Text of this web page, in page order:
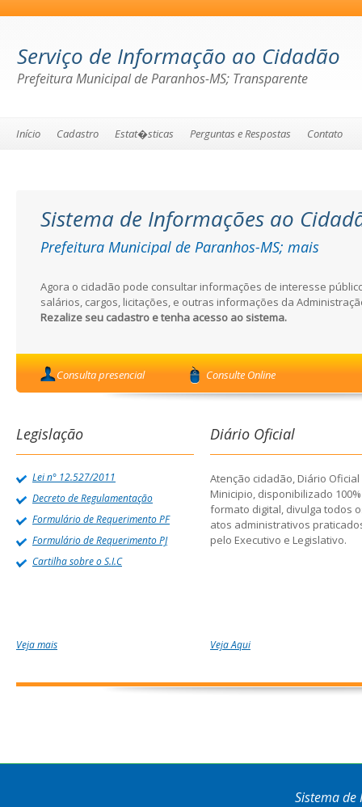
Serviço de Informação ao Cidadão
Prefeitura Municipal de Paranhos-MS; Transparente
Início Cadastro Estat�sticas Perguntas e Respostas Contato
Sistema de Informações ao
Prefeitura Municipal de Paranhos-MS; mais
Agora o cidadão pode consultar informações de interesse
salários, cargos, licitações, e outras informações da
Rezalize seu cadastro e tenha acesso ao sistema.
Consulta presencial Consulte Online
Legislação
Lei n° 12.527/2011
Decreto de Regulamentação
Formulário de Requerimento PF
Formulário de Requerimento PJ
Cartilha sobre o S.I.C
Veja mais
Diário Oficial
Atenção cidadão, Diário
Minicipio, disponibilizado
formato digital, divulga todos
atos administrativos
pelo Executivo e Legislativo.
Veja Aqui
Sistema de